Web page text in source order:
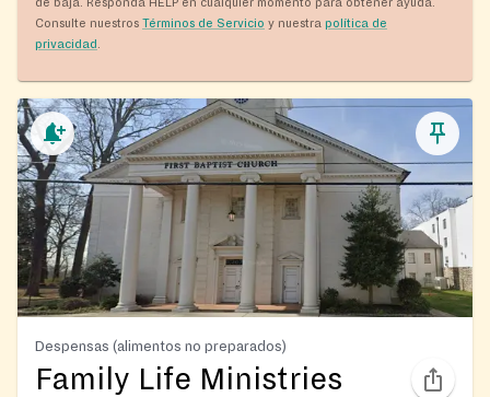
Consulte nuestros Términos de Servicio y nuestra política de
privacidad
Despensas (alimentos no preparados)
Family Life Ministries